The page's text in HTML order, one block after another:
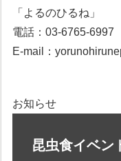
「よるのひるね」
電話：03-6765-
E-mail：
お知らせ
昆虫食イベン